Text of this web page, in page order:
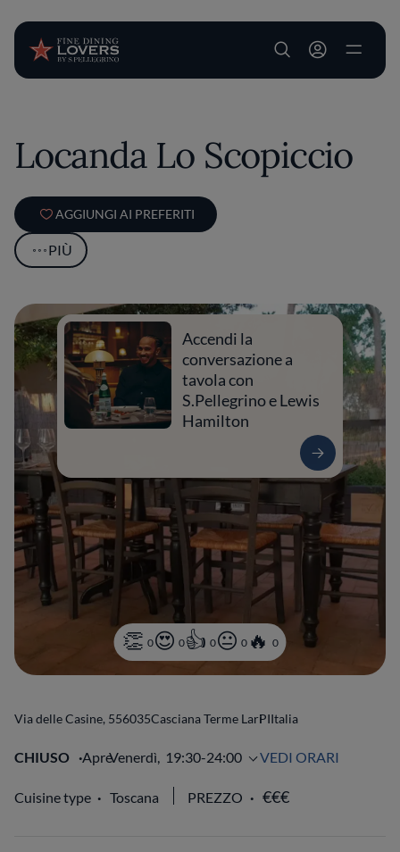
User account
Locanda Lo Scopiccio
AGGIUNGI AI PREFERITI
PIÙ
0 0 0 0 0
Accendi la
conversazione a
tavola con
S.Pellegrino e Lewis
Hamilton
Via delle Casine, 556035Casciana Terme LariPIItalia
CHIUSO ApreVenerdì, 19:30-24:00 VEDI ORARI
Cuisine type Toscana PREZZO